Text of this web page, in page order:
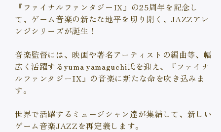
『ファイナルファンタジーIX』の25周年を記念し
て、 ゲーム音楽の新たな地平を切り開く、JAZZアレ
ンジシリーズが誕生！
音楽監督には、映画や著名アーティストの編曲等、 幅
広く活躍するyuma yamaguchi氏を迎え、
『ファイナ
ルファンタジーIX』の音楽に新たな命を吹き込みま
す。
世界で活躍するミュージシャン達が集結して、 新しい
ゲーム音楽JAZZを再定義します。